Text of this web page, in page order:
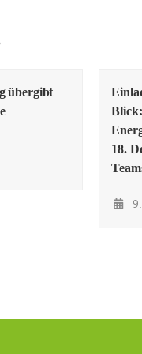
übergibt
18.